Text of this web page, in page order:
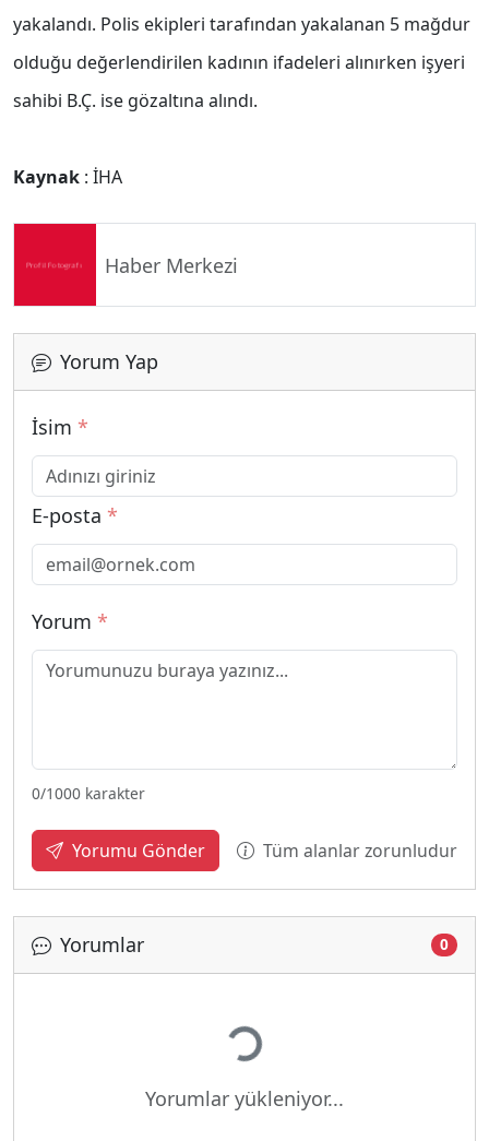
yakalandı. Polis ekipleri tarafından yakalanan 5 mağdur
olduğu değerlendirilen kadının ifadeleri alınırken işyeri
sahibi B.Ç. ise gözaltına alındı.
Kaynak : İHA
Haber Merkezi
Yorum Yap
İsim *
E-posta *
Yorum *
0/1000 karakter
Yorumu Gönder Tüm alanlar zorunludur
Yorumlar 0
Yükleniyor...
Yorumlar yükleniyor...